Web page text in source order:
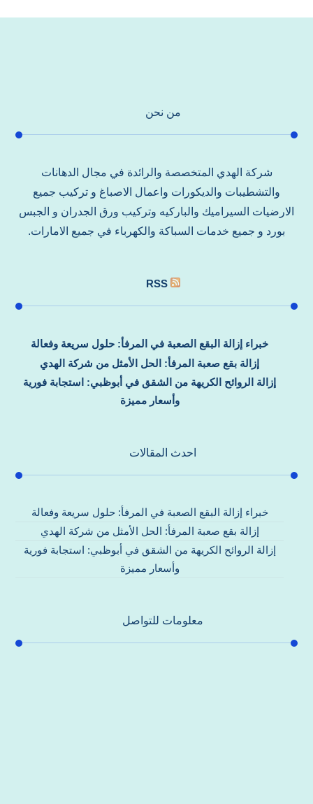
من نحن
شركة الهدي المتخصصة والرائدة في مجال الدهانات
والتشطيبات والديكورات واعمال الاصباغ و تركيب جميع
الارضيات السيراميك والباركيه وتركيب ورق الجدران و الجبس
بورد و جميع خدمات السباكة والكهرباء في جميع الامارات.
RSS
خبراء إزالة البقع الصعبة في المرفأ: حلول سريعة وفعالة
إزالة بقع صعبة المرفأ: الحل الأمثل من شركة الهدي
إزالة الروائح الكريهة من الشقق في أبوظبي: استجابة فورية
وأسعار مميزة
احدث المقالات
خبراء إزالة البقع الصعبة في المرفأ: حلول سريعة وفعالة
إزالة بقع صعبة المرفأ: الحل الأمثل من شركة الهدي
إزالة الروائح الكريهة من الشقق في أبوظبي: استجابة فورية
وأسعار مميزة
معلومات للتواصل